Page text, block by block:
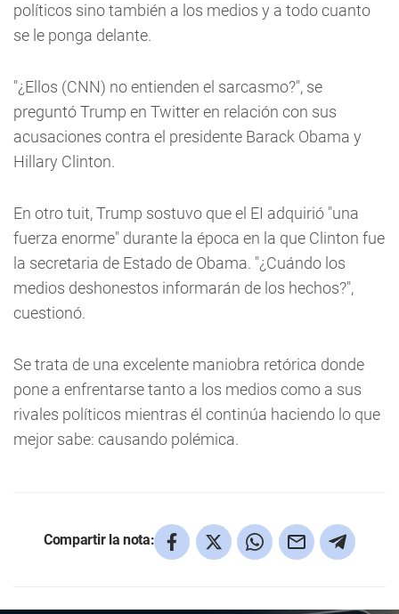
políticos sino también a los medios y a todo cuanto
se le ponga delante.
"¿Ellos (CNN) no entienden el sarcasmo?", se
preguntó Trump en Twitter en relación con sus
acusaciones contra el presidente Barack Obama y
Hillary Clinton.
En otro tuit, Trump sostuvo que el EI adquirió "una
fuerza enorme" durante la época en la que Clinton fue
la secretaria de Estado de Obama. "¿Cuándo los
medios deshonestos informarán de los hechos?",
cuestionó.
Se trata de una excelente maniobra retórica donde
pone a enfrentarse tanto a los medios como a sus
rivales políticos mientras él continúa haciendo lo que
mejor sabe: causando polémica.
Compartir la nota: